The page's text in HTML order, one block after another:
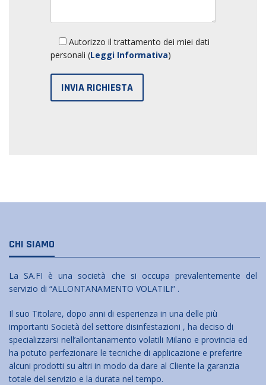
Autorizzo il trattamento dei miei dati
personali (Leggi Informativa)
CHI SIAMO
La SA.FI è una società che si occupa prevalentemente del
servizio di “ALLONTANAMENTO VOLATILI” .
Il suo Titolare, dopo anni di esperienza in una delle più
importanti Società del settore disinfestazioni , ha deciso di
specializzarsi nell’allontanamento volatili Milano e provincia ed
ha potuto perfezionare le tecniche di applicazione e preferire
alcuni prodotti su altri in modo da dare al Cliente la garanzia
totale del servizio e la durata nel tempo.